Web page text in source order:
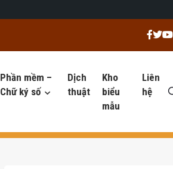
Phần mềm –
Chữ ký số
Dịch
thuật
Kho
biểu
mẫu
Liên
hệ